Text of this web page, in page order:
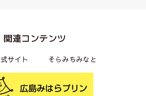
関連コンテンツ
サイト そらみちみなと